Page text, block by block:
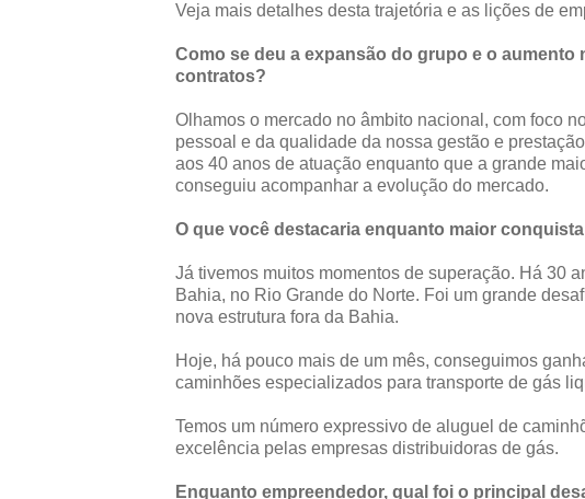
Veja mais detalhes desta trajetória e as lições de
Como se deu a expansão do grupo e o
contratos?
Olhamos o mercado no âmbito nacional, com foco
pessoal e da qualidade da nossa gestão e
aos 40 anos de atuação enquanto que a grande
conseguiu acompanhar a evolução do mercado.
O que você destacaria enquanto maior
Já tivemos muitos momentos de superação. Há 30
Bahia, no Rio Grande do Norte. Foi um grande
nova estrutura fora da Bahia.
Hoje, há pouco mais de um mês, conseguimos
caminhões especializados para transporte de gás
Temos um número expressivo de aluguel de
excelência pelas empresas distribuidoras de gás.
Enquanto empreendedor, qual foi o principal